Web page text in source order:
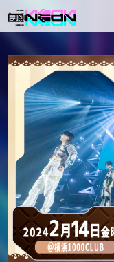
メインナビゲー